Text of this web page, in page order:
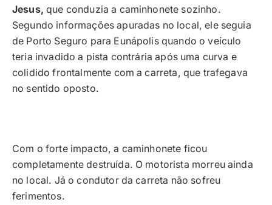
Jesus, que conduzia a caminhonete sozinho.
Segundo informações apuradas no local, ele seguia
de Porto Seguro para Eunápolis quando o veículo
teria invadido a pista contrária após uma curva e
colidido frontalmente com a carreta, que trafegava
no sentido oposto.
Com o forte impacto, a caminhonete ficou
completamente destruída. O motorista morreu ainda
no local. Já o condutor da carreta não sofreu
ferimentos.